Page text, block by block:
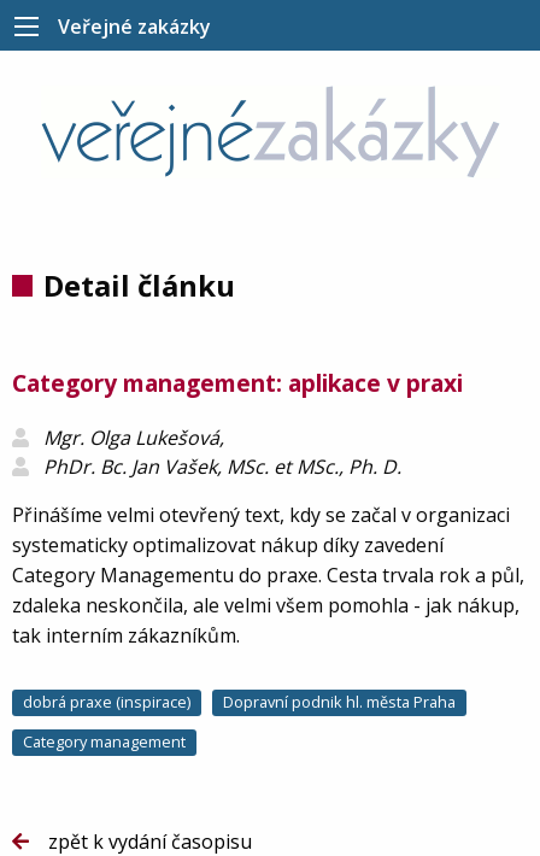
Veřejné zakázky
Detail článku
Category management: aplikace v praxi
Mgr. Olga Lukešová,
PhDr. Bc. Jan Vašek, MSc. et MSc., Ph. D.
Přinášíme velmi otevřený text, kdy se začal v organizaci
systematicky optimalizovat nákup díky zavedení
Category Managementu do praxe. Cesta trvala rok a půl,
zdaleka neskončila, ale velmi všem pomohla - jak nákup,
tak interním zákazníkům.
dobrá praxe (inspirace)
Dopravní podnik hl. města Praha
Category management
zpět k vydání časopisu